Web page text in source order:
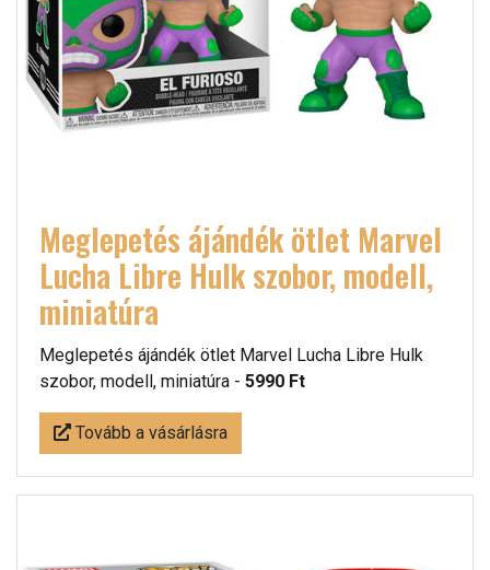
Meglepetés ájándék ötlet Marvel
Lucha Libre Hulk szobor, modell,
miniatúra
Meglepetés ájándék ötlet Marvel Lucha Libre Hulk
szobor, modell, miniatúra - 5990 Ft
Tovább a vásárlásra